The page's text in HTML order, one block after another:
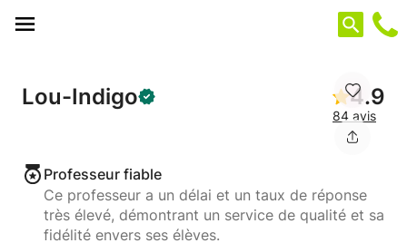
Lou-Indigo 4.9
84 avis
Professeur fiable
Ce professeur a un délai et un taux de réponse
très élevé, démontrant un service de qualité et sa
fidélité envers ses élèves.